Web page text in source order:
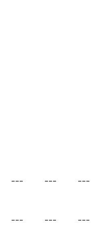
--- --- ---
--- --- ---